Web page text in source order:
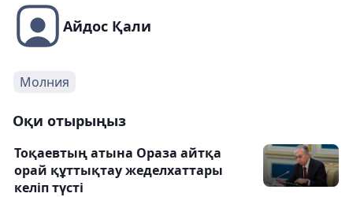
Айдос Қали
Молния
Оқи отырыңыз
Тоқаевтың атына Ораза айтқа
орай құттықтау жеделхаттары
келіп түсті